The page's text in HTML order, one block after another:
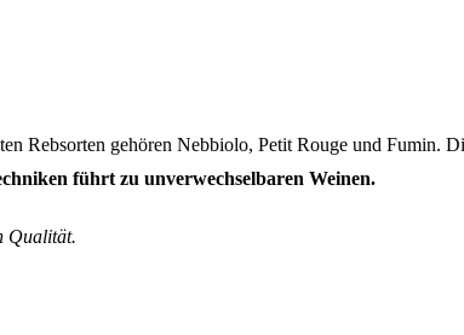
Rebsorten gehören Nebbiolo, Petit Rouge und Fumin.
führt zu unverwechselbaren Weinen.
Qualität.